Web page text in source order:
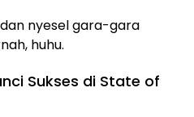
nyesel gara-gara
huhu.
Sukses di State of